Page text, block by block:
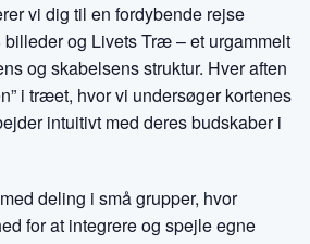
vi dig til en fordybende rejse
billeder og Livets Træ – et urgammelt
og skabelsens struktur. Hver aften
i træet, hvor vi undersøger kortenes
intuitivt med deres budskaber i
deling i små grupper, hvor
for at integrere og spejle egne